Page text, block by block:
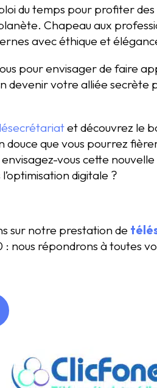
du temps pour profiter des
Chapeau aux
avec éthique et
pour envisager de faire
devenir votre alliée secrète
et découvrez le
douce que vous pourrez
envisagez-vous cette
digitale ?
sur notre prestation de
nous répondrons à toutes